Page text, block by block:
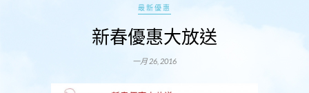
最新優惠
新春優惠大放送
一月 26, 2016